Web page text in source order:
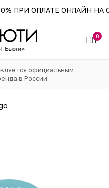
ПРИ ОПЛАТЕ ОНЛАЙН НА
0
официальным
в России